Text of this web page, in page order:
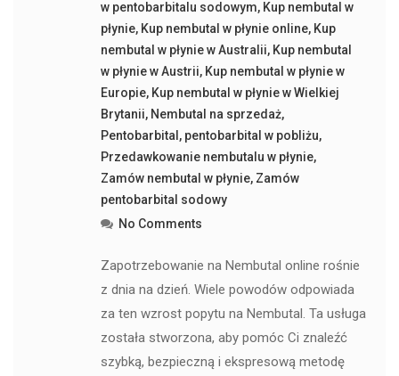
w pentobarbitalu sodowym, Kup nembutal w
płynie, Kup nembutal w płynie online, Kup
nembutal w płynie w Australii, Kup nembutal
w płynie w Austrii, Kup nembutal w płynie w
Europie, Kup nembutal w płynie w Wielkiej
Brytanii, Nembutal na sprzedaż,
Pentobarbital , pentobarbital w pobliżu,
Przedawkowanie nembutalu w płynie,
Zamów nembutal w płynie, Zamów
pentobarbital sodowy
No Comments
Zapotrzebowanie na Nembutal online rośnie
z dnia na dzień. Wiele powodów odpowiada
za ten wzrost popytu na Nembutal. Ta usługa
została stworzona, aby pomóc Ci znaleźć
szybką, bezpieczną i ekspresową metodę